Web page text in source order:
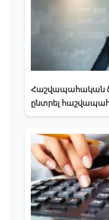
Հաշվապահական
ընտրել